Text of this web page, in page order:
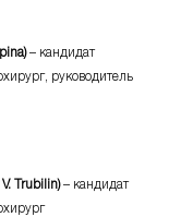
– кандидат
руководитель
Trubilin)– кандидат